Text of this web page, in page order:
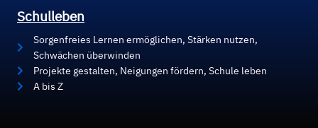
Schulleben
Sorgenfreies Lernen ermöglichen, Stärken nutzen,
Schwächen überwinden
Projekte gestalten, Neigungen fördern, Schule leben
A bis Z